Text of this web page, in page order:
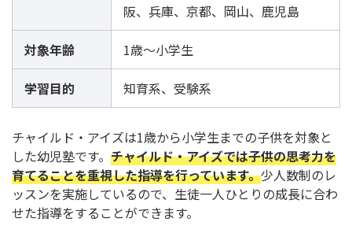
阪、兵庫、京都、岡山、鹿児島
対象年齢 1歳～小学生
学習目的 知育系、受験系
チャイルド・アイズは1歳から小学生までの子供を対象と
した幼児塾です。 チャイルド・アイズでは子供の思考力を
育てることを重視した指導を行っています。少人数制のレ
ッスンを実施しているので、生徒一人ひとりの成長に合わ
せた指導をすることができます。